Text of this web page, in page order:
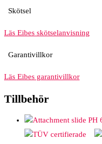
Skötsel
Läs Eibes skötselanvisning
Garantivillkor
Läs Eibes garantivillkor
Tillbehör